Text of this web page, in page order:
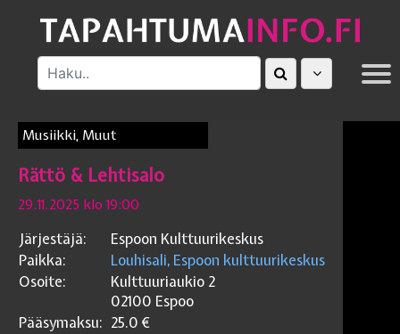
MUUT
Musiikki, Muut
Rättö & Lehtisalo
29.11.2025 klo 19:00
Järjestäjä:
Espoon Kulttuurikeskus
Paikka:
Louhisali, Espoon kulttuurikeskus
Osoite:
Kulttuuriaukio 2
02100 Espoo
Pääsymaksu: 25.0 €